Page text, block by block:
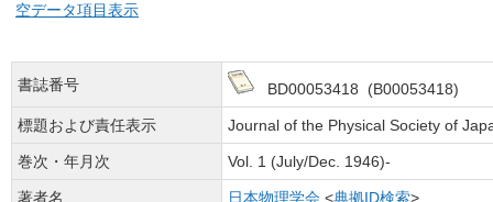
空データ項目表示
書誌番号 BD00053418 (B00053418)
標題および責任表示 Journal of the Physical Society of
巻次・年月次 Vol. 1 (July/Dec. 1946)-
著者名 日本物理学会 <典拠ID検索>